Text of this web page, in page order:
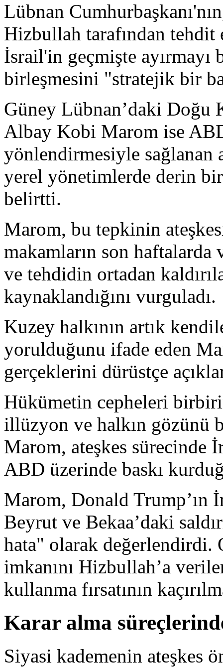
Lübnan
Hizbullah tarafından
İsrail'in geçmişte ayırmayı
birleşmesini "stratejik bir
Güney Lübnan’daki Doğu
Albay Kobi Marom ise
yönlendirmesiyle sağlanan
yerel yönetimlerde derin
belirtti.
Marom, bu tepkinin
makamların son haftalarda
ve tehdidin ortadan
kaynaklandığını vurguladı.
Kuzey halkının artık
yorulduğunu ifade eden
gerçeklerini dürüstçe
Hükümetin cepheleri
illüzyon ve halkın gözünü
Marom, ateşkes sürecinde
ABD üzerinde baskı
Marom, Donald Trump’ın
Beyrut ve Bekaa’daki
hata" olarak değerlendirdi.
imkanını Hizbullah’a
kullanma fırsatının
Karar alma
Siyasi kademenin ateşkes